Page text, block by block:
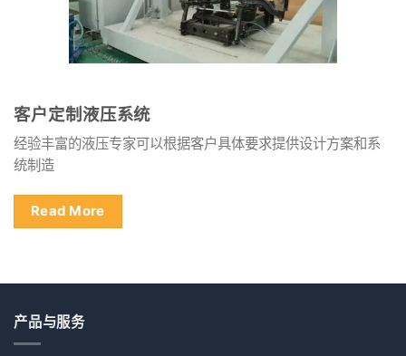
客户定制液压系统
经验丰富的液压专家可以根据客户具体要求提供设计方案和系
统制造
Read More
产品与服务